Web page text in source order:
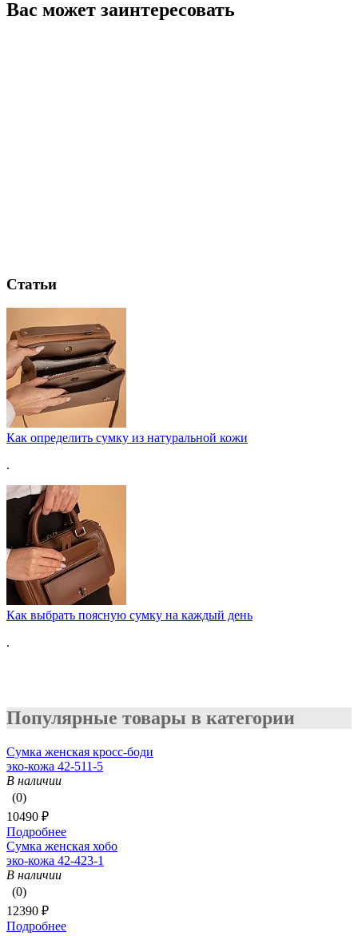
Вас может заинтересовать
Статьи
Как определить сумку из натуральной кожи
.
Как выбрать поясную сумку на каждый день
.
Популярные товары в категории
Сумка женская кросс-боди
эко-кожа 42-511-5
В наличии
(0)
10490 ₽
Подробнее
Сумка женская хобо
эко-кожа 42-423-1
В наличии
(0)
12390 ₽
Подробнее